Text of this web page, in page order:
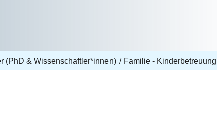
(PhD & Wissenschaftler*innen) Familie -